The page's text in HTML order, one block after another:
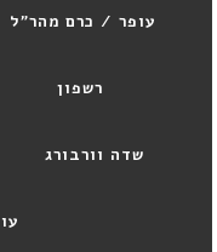
עופר / כרם מהר"ל
רשפון
שדה וורבורג